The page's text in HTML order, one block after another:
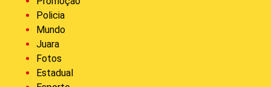
Policia
Mundo
Juara
Fotos
Estadual